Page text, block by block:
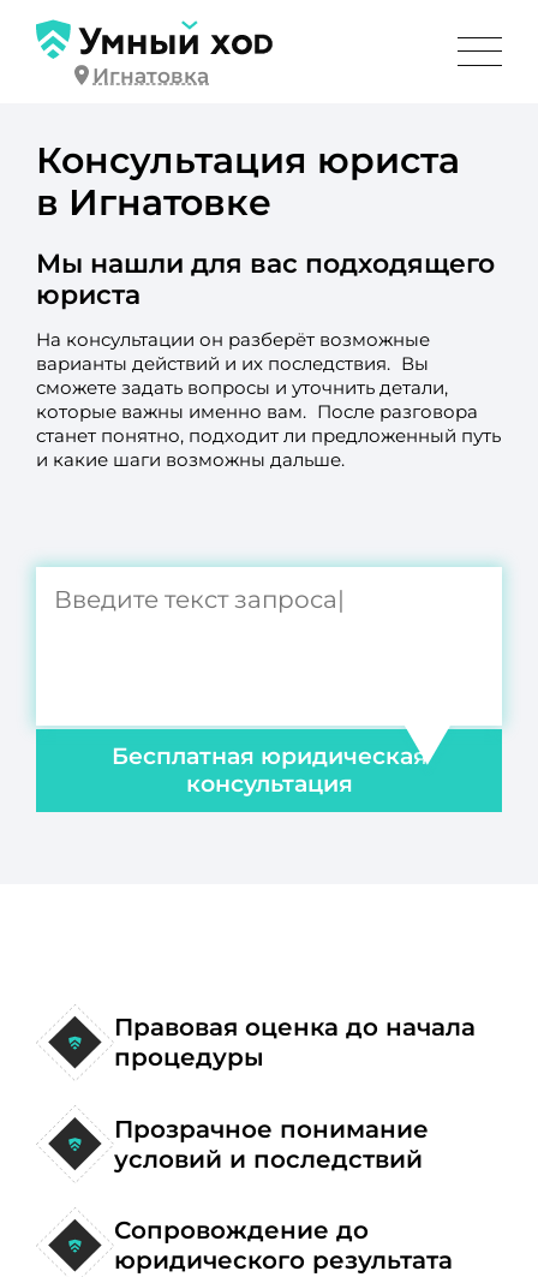
Игнатовка
Консультация юриста
в Игнатовке
Мы нашли для вас подходящего
юриста
На консультации он разберёт возможные
варианты действий и их последствия. Вы
сможете задать вопросы и уточнить детали,
которые важны именно вам. После разговора
станет понятно, подходит ли предложенный путь
и какие шаги возможны дальше.
Бесплатная юридическая
консультация
Правовая оценка до начала
процедуры
Прозрачное понимание
условий и последствий
Сопровождение до
юридического результата